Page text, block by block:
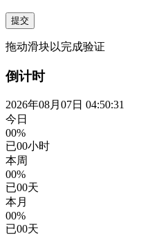
提交
拖动滑块以完成验证
倒计时
2026年08月07日 04:50:32
今日
00%
已00小时
本周
00%
已00天
本月
00%
已00天